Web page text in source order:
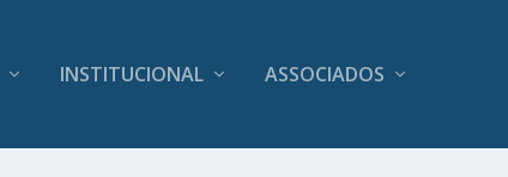
INSTITUCIONAL ASSOCIADOS